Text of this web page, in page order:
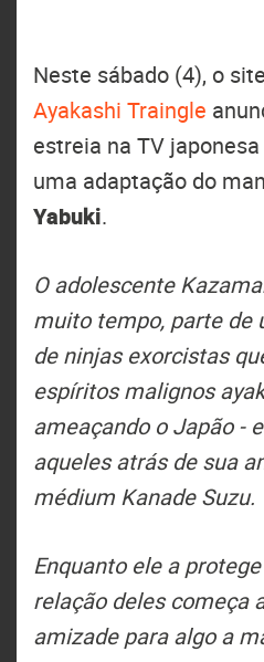
Neste sábado (4), o
Ayakashi Traingle
estreia na TV
uma adaptação do
Yabuki.
O adolescente
muito tempo, parte de
de ninjas exorcistas
espíritos malignos
ameaçando o Japão -
aqueles atrás de sua
médium Kanade Suzu.
Enquanto ele a
relação deles começa
amizade para algo a